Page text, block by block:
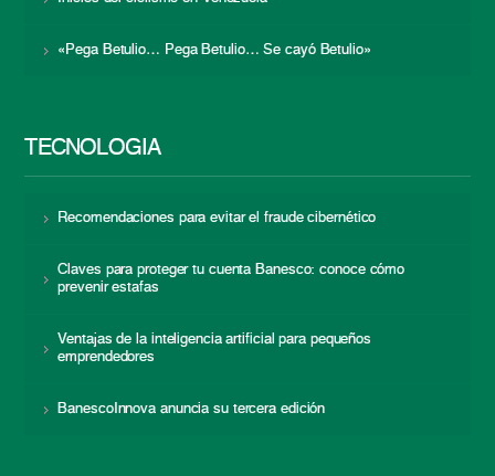
«Pega Betulio… Pega Betulio… Se cayó Betulio»
TECNOLOGÍA
Recomendaciones para evitar el fraude cibernético
Claves para proteger tu cuenta Banesco: conoce cómo
prevenir estafas
Ventajas de la inteligencia artificial para pequeños
emprendedores
BanescoInnova anuncia su tercera edición